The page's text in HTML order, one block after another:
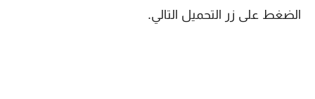
الضغط على زر التحميل التالي.